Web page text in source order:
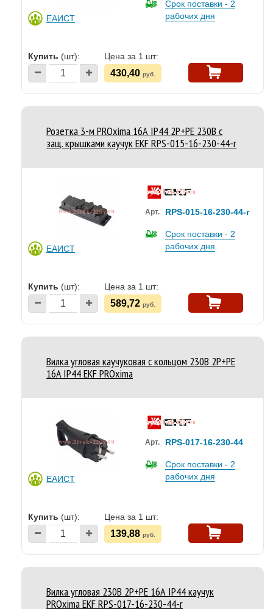
ЕАИСТ
Срок поставки - 2
рабочих дня
Купить (шт): Цена за 1 шт:
430,40 руб.
Розетка 3-м PROxima 16А IP44 2P+PE 230В с
защ. крышками каучук EKF RPS-015-16-230-44-r
ЕАИСТ
Арт. RPS-015-16-230-44-r
Срок поставки - 2
рабочих дня
Купить (шт): Цена за 1 шт:
589,72 руб.
Вилка угловая каучуковая с кольцом 230В 2P+PE
16A IP44 EKF PROxima
ЕАИСТ
Арт. RPS-017-16-230-44
Срок поставки - 2
рабочих дня
Купить (шт): Цена за 1 шт:
139,88 руб.
Вилка угловая 230В 2P+PE 16А IP44 каучук
PROxima EKF RPS-017-16-230-44-r